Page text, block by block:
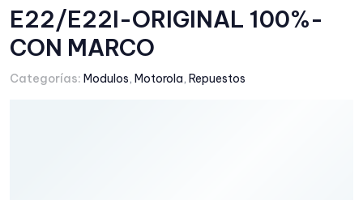
E22/E22I-ORIGINAL 100%-
CON MARCO
Categorías: Modulos, Motorola, Repuestos